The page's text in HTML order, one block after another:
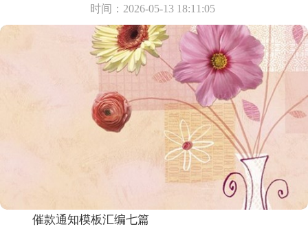
时间：2026-05-13 18:11:05
催款通知模板汇编七篇